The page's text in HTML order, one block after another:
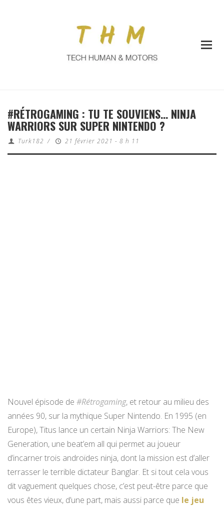
#RÉTROGAMING : TU TE SOUVIENS… NINJA
WARRIORS SUR SUPER NINTENDO ?
Turk182 / 21 février 2021 - 8 h 11
Nouvel épisode de #Rétrogaming, et retour au milieu des
années 90, sur la mythique Super Nintendo. En 1995 (en
Europe), Titus lance un certain Ninja Warriors: The New
Generation, une beat’em all qui permet au joueur
d’incarner trois androïdes ninja, dont la mission est d’aller
terrasser le terrible dictateur Banglar. Et si tout cela vous
dit vaguement quelques chose, c’est peut-être parce que
vous êtes vieux, d’une part, mais aussi parce que le jeu